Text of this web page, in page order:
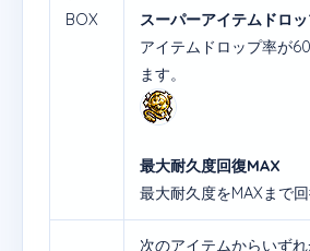
BOX
スーパーアイテムドロ
アイテムドロップ率が
ます。
最大耐久度回復MAX
最大耐久度をMAXまで回
次のアイテムからいず